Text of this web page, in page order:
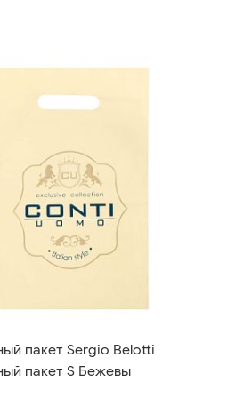
пакет Sergio Belotti
пакет S Бежевы